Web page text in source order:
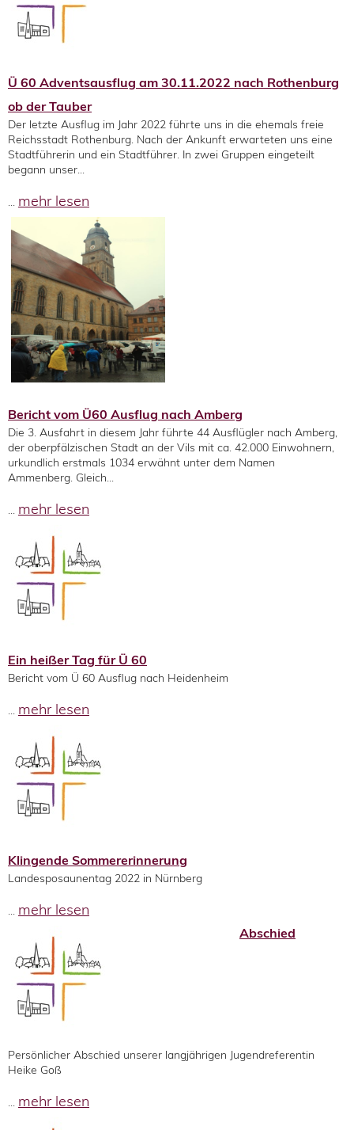
Ü 60 Adventsausflug am 30.11.2022 nach Rothenburg
ob der Tauber
Der letzte Ausflug im Jahr 2022 führte uns in die ehemals freie
Reichsstadt Rothenburg. Nach der Ankunft erwarteten uns eine
Stadtführerin und ein Stadtführer. In zwei Gruppen eingeteilt
begann unser...
... mehr lesen
Bericht vom Ü60 Ausflug nach Amberg
Die 3. Ausfahrt in diesem Jahr führte 44 Ausflügler nach Amberg,
der oberpfälzischen Stadt an der Vils mit ca. 42.000 Einwohnern,
urkundlich erstmals 1034 erwähnt unter dem Namen
Ammenberg. Gleich...
mehr lesen
Ein heißer Tag für Ü 60
Bericht vom Ü 60 Ausflug nach Heidenheim
mehr lesen
Klingende Sommererinnerung
Landesposaunentag 2022 in Nürnberg
mehr lesen
Abschied
Persönlicher Abschied unserer langjährigen Jugendreferentin
Heike Goß
mehr lesen